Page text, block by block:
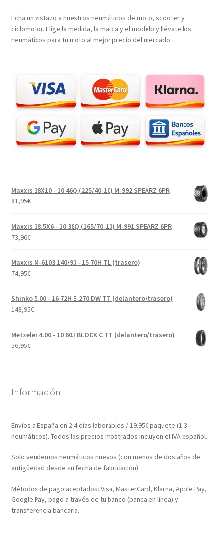
Echa un vistazo a nuestros neumáticos de moto, scooter y
ciclomotor. Elige la medida, la marca y el modelo y llévate los
neumáticos para tu moto al mejor precio del mercado.
Maxxis 18X10 - 10 46Q (225/40-10) M-992 SPEARZ 6PR
81,95€
Maxxis 18.5X6 - 10 38Q (165/70-10) M-991 SPEARZ 6PR
73,96€
Maxxis M-6103 140/90 - 15 70H TL (trasero)
74,95€
Shinko 5.00 - 16 72H E-270 DW TT (delantero/trasero)
148,95€
Metzeler 4.00 - 10 60J BLOCK C TT (delantero/trasero)
56,95€
Información
Envíos a España en 2-4 días laborables / 19.95€ paquete (1-3
neumáticos). Todos los precios mostrados incluyen el IVA español.
Solo vendemos neumáticos nuevos (con menos de dos años de
antigüedad desde su fecha de fabricación)
Métodos de pago aceptados: Visa, MasterCard, Klarna, Apple Pay,
Google Pay, pago a través de tu banco (banca en línea) y
transferencia bancaria.